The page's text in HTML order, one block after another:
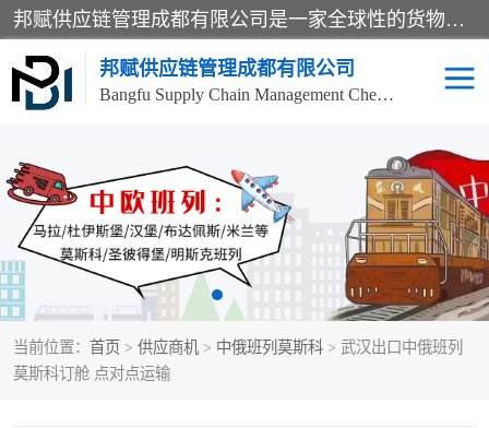
邦赋供应链管理成都有限公司是一家全球性的货物运输代理公司，主要从事：波兰中欧班列、德国中欧班列、出口莫斯科班列、中欧班列进口、蓉欧铁路、成都出口空运等业务，同时亦提供报关、报检、仓储、码头操作等服务。
邦赋供应链管理成都有限公司
Bangfu Supply Chain Management Chengdu Co.,LTD
当前位置： 首页 > 供应商机 > 中俄班列莫斯科 > 武汉出口中俄班列
莫斯科订舱 点对点运输
进出口门到门 成都中欧班列
国际汽运 国际空运
食品进口物流清关 南美海运